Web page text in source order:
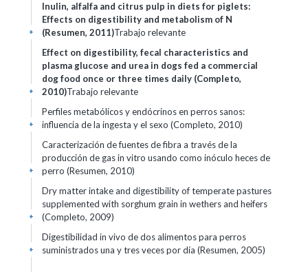
Inulin, alfalfa and citrus pulp in diets for piglets:
Effects on digestibility and metabolism of N
(Resumen, 2011)Trabajo relevante
+
Effect on digestibility, fecal characteristics and
plasma glucose and urea in dogs fed a commercial
dog food once or three times daily (Completo,
2010)Trabajo relevante
+
Perfiles metabólicos y endócrinos en perros sanos:
influencia de la ingesta y el sexo (Completo, 2010)
+
Caracterización de fuentes de fibra a través de la
producción de gas in vitro usando como inóculo heces de
perro (Resumen, 2010)
+
Dry matter intake and digestibility of temperate pastures
supplemented with sorghum grain in wethers and heifers
(Completo, 2009)
+
Digestibilidad in vivo de dos alimentos para perros
suministrados una y tres veces por día (Resumen, 2005)
+